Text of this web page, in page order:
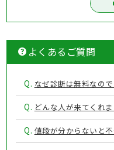
よくあるご質問
Q. なぜ診断は無料なので
Q. どんな人が来てくれま
Q. 値段が分からないと不